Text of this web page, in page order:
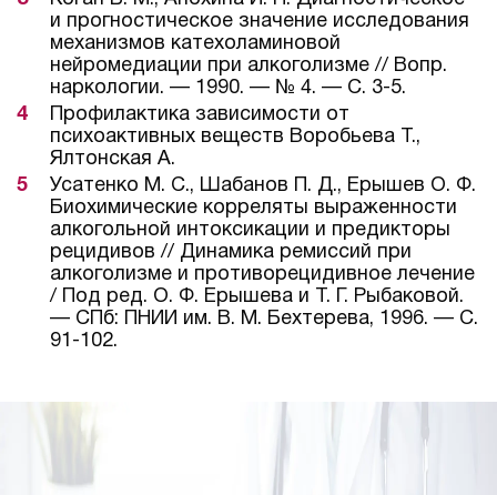
и прогностическое значение исследования
механизмов катехоламиновой
нейромедиации при алкоголизме // Вопр.
наркологии. — 1990. — № 4. — С. 3-5.
Профилактика зависимости от
психоактивных веществ Воробьева Т.,
Ялтонская А.
Усатенко М. С., Шабанов П. Д., Ерышев О. Ф.
Биохимические корреляты выраженности
алкогольной интоксикации и предикторы
рецидивов // Динамика ремиссий при
алкоголизме и противорецидивное лечение
/ Под ред. О. Ф. Ерышева и Т. Г. Рыбаковой.
— СПб: ПНИИ им. В. М. Бехтерева, 1996. — С.
91-102.